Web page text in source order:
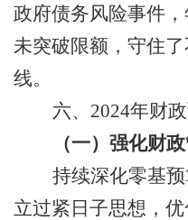
政府债务风险事件
未突破限额， 守住
线。
六、 2024年财
（一） 强化财
持续深化零基
立过紧日子思想，